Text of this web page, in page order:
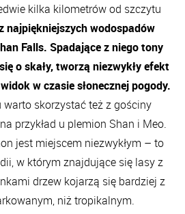
kilka kilometrów od szczytu
najpiękniejszych wodospadów
Falls. Spadające z niego tony
o skały, tworzą niezwykły efekt
w czasie słonecznej pogody.
warto skorzystać też z gościny
przykład u plemion Shan i Meo.
jest miejscem niezwykłym – to
w którym znajdujące się lasy z
drzew kojarzą się bardziej z
niż tropikalnym.